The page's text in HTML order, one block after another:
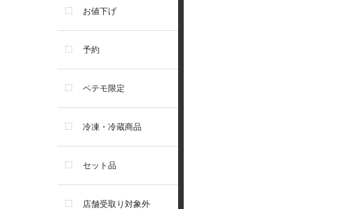
品
首輪・ハーネス(胴輪)・リー
リガロ
ソルビダ
フィジカライフ
お値下げ
予約
ペテモ限定
冷凍・冷蔵商品
セット品
店舗受取り対象外